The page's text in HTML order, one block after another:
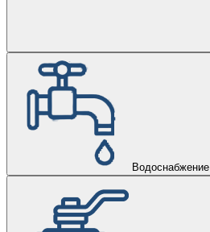
Водоснабжение